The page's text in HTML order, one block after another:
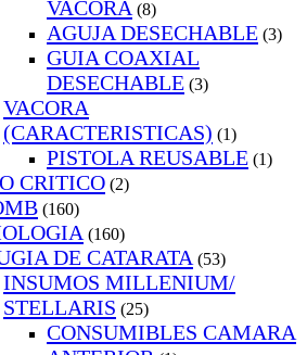
VACORA (8)
AGUJA DESECHABLE (3)
GUIA COAXIAL
DESECHABLE (3)
VACORA
(CARACTERISTICAS) (1)
PISTOLA REUSABLE (1)
CRITICO (2)
(160)
(160)
DE CATARATA (53)
INSUMOS MILLENIUM/
STELLARIS (25)
CONSUMIBLES CAMARA